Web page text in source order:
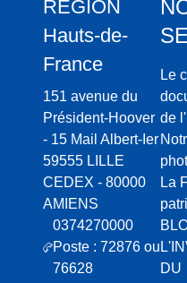
RÉGION
Hauts-de-
France
151 avenue du
Président-Hoover
- 15 Mail Albert-Ier
59555 LILLE
CEDEX - 80000
AMIENS
0374270000
Poste : 72876 ou
76628
Le
de
La
DU